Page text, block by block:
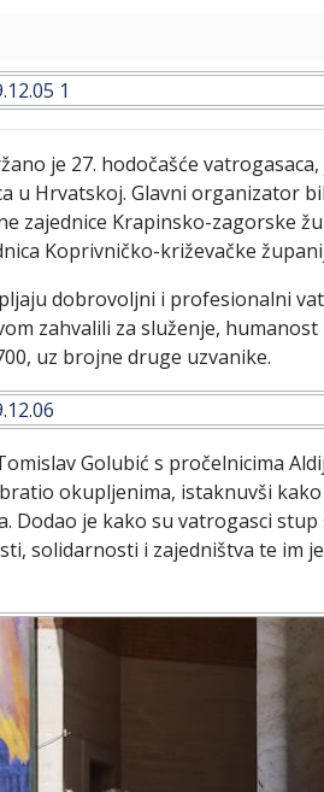
je 27. hodočašće
u Hrvatskoj. Glavni organizator
zajednice Krapinsko-zagorske
Koprivničko-križevačke
dobrovoljni i profesionalni
zahvalili za služenje,
uz brojne druge uzvanike.
Golubić s pročelnicima
okupljenima, istaknuvši
Dodao je kako su vatrogasci
solidarnosti i zajedništva te im